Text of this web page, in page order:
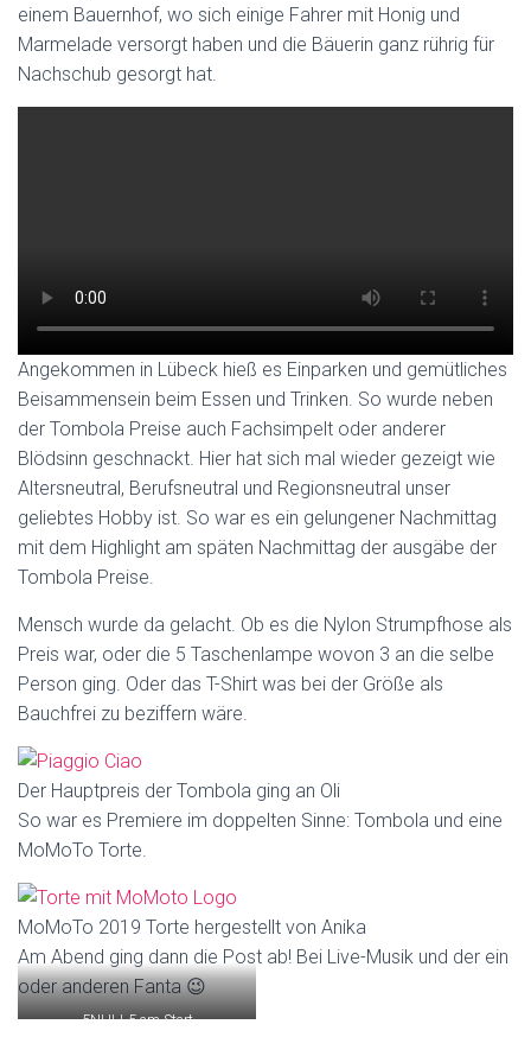
einem Bauernhof, wo sich einige Fahrer mit Honig und
Marmelade versorgt haben und die Bäuerin ganz rührig für
Nachschub gesorgt hat.
Angekommen in Lübeck hieß es Einparken und gemütliches
Beisammensein beim Essen und Trinken. So wurde neben
der Tombola Preise auch Fachsimpelt oder anderer
Blödsinn geschnackt. Hier hat sich mal wieder gezeigt wie
Altersneutral, Berufsneutral und Regionsneutral unser
geliebtes Hobby ist. So war es ein gelungener Nachmittag
mit dem Highlight am späten Nachmittag der ausgäbe der
Tombola Preise.
Mensch wurde da gelacht. Ob es die Nylon Strumpfhose als
Preis war, oder die 5 Taschenlampe wovon 3 an die selbe
Person ging. Oder das T-Shirt was bei der Größe als
Bauchfrei zu beziffern wäre.
Der Hauptpreis der Tombola ging an Oli
So war es Premiere im doppelten Sinne: Tombola und eine
MoMoTo Torte.
MoMoTo 2019 Torte hergestellt von Anika
Am Abend ging dann die Post ab! Bei Live-Musik und der ein
oder anderen Fanta 😉
5NULL5 am Start